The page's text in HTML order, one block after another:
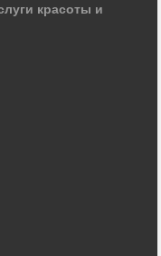
красоты и